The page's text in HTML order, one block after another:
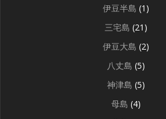
伊豆半島 (1)
三宅島 (21)
伊豆大島 (2)
八丈島 (5)
神津島 (5)
母島 (4)